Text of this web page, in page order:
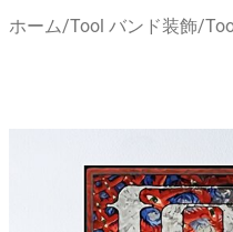
ホーム/Tool バンド装飾/